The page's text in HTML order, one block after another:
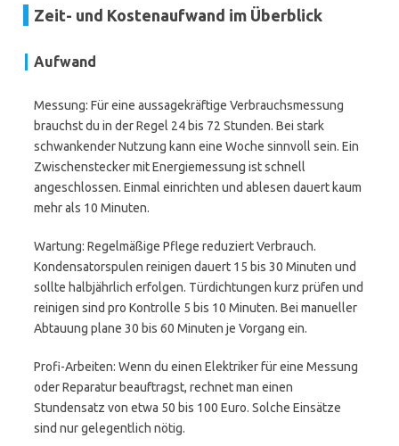
Zeit- und Kostenaufwand im Überblick
Aufwand
Messung: Für eine aussagekräftige Verbrauchsmessung
brauchst du in der Regel 24 bis 72 Stunden. Bei stark
schwankender Nutzung kann eine Woche sinnvoll sein. Ein
Zwischenstecker mit Energiemessung ist schnell
angeschlossen. Einmal einrichten und ablesen dauert kaum
mehr als 10 Minuten.
Wartung: Regelmäßige Pflege reduziert Verbrauch.
Kondensatorspulen reinigen dauert 15 bis 30 Minuten und
sollte halbjährlich erfolgen. Türdichtungen kurz prüfen und
reinigen sind pro Kontrolle 5 bis 10 Minuten. Bei manueller
Abtauung plane 30 bis 60 Minuten je Vorgang ein.
Profi-Arbeiten: Wenn du einen Elektriker für eine Messung
oder Reparatur beauftragst, rechnet man einen
Stundensatz von etwa 50 bis 100 Euro. Solche Einsätze
sind nur gelegentlich nötig.